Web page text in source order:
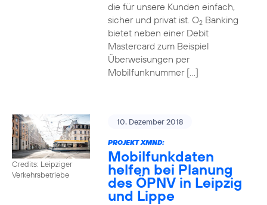
die für unsere Kunden einfach,
sicher und privat ist. O2Banking
bietet neben einer Debit
Mastercard zum Beispiel
Überweisungen per
Mobilfunknummer […]
Credits: Leipziger
Verkehrsbetriebe
10. Dezember 2018
PROJEKT XMND:
Mobilfunkdaten
helfen bei Planung
des ÖPNV in Leipzig
und Lippe